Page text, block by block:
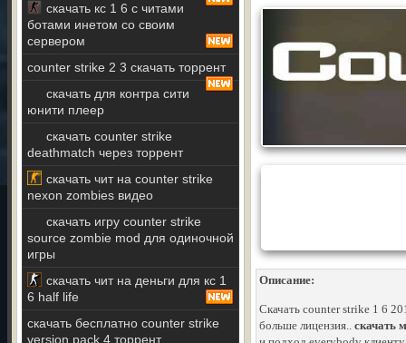
скачать кс 1 6 с читами
ботами инетом со своим
сервером
counter strike 2 3 скачать торрент
скачать для контра сити
юнити плеер
скачать counter strike
deathmatch через торрент
скачать чит на counter strike
nexon zombies видео
скачать игру counter strike
source zombie mod для одиночной
игры
скачать чит на деньги для кс 1
6 half life
скачать бесплатно counter strike
version pack 4 торрент
Описание:
Скачать counter strike 1 6
больше лицензия.. скачать